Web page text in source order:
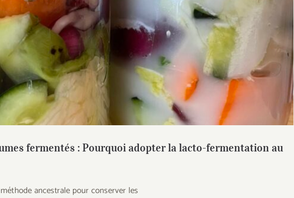
fermentés : Pourquoi adopter la lacto-fermentation au levain
panaire ?
fermentés : Pourquoi adopter la lacto-fermentation au
ancestrale pour conserver les